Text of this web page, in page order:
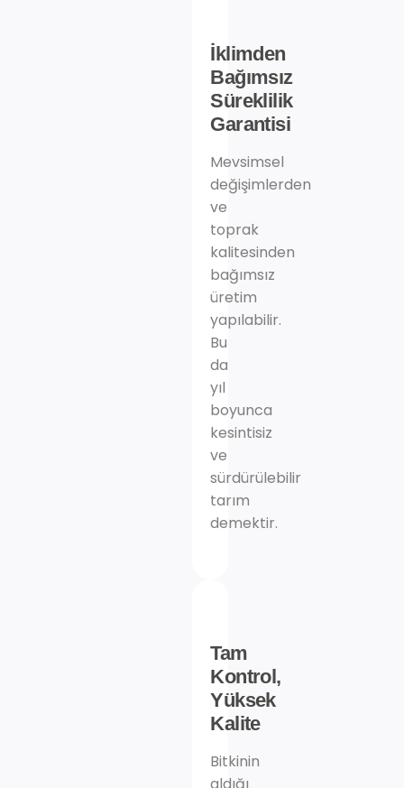
İklimden
Bağımsız
Süreklilik
Garantisi
Mevsimsel
değişimlerden
ve
toprak
kalitesinden
bağımsız
üretim
yapılabilir.
Bu
da
yıl
boyunca
kesintisiz
ve
sürdürülebilir
tarım
demektir.
Tam
Kontrol,
Yüksek
Kalite
Bitkinin
aldığı